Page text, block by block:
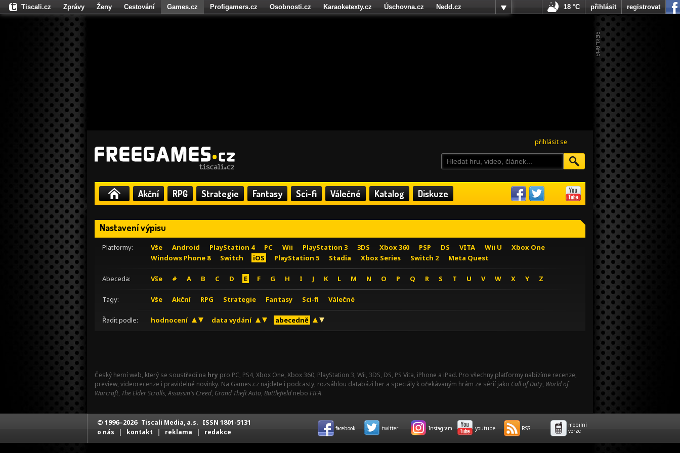
přihlásit se
Akční RPG Strategie Fantasy Sci-fi Válečné Katalog Diskuze
Nastavení výpisu
Platformy: Vše Android PlayStation 4 PC Wii PlayStation 3 3DS Xbox 360 PSP DS VITA Wii U
Xbox One
Windows Phone 8
Switch iOS PlayStation 5 Stadia Xbox Series Switch 2 Meta Quest
Abeceda: Vše # A B C D E F G H I J K L M N O P Q R S T U V W X Y Z
Tagy: Vše Akční RPG Strategie Fantasy Sci-fi Válečné
Řadit podle: hodnocení data vydání abecedně
Český herní web, který se soustředí na hry pro PC, PS4, Xbox One, Xbox 360, PlayStation 3, Wii, 3DS, DS, PS Vita, iPhone a iPad. Pro všechny platformy nabízíme recenze,
preview, videorecenze i pravidelné novinky. Na Games.cz najdete i podcasty, rozsáhlou databázi her a speciály k očekávaným hrám ze sérií jako Call of Duty, World of
Warcraft, The Elder Scrolls,Assassin's Creed, Grand Theft Auto, Battlefield nebo FIFA.
Tiscali.cz Zprávy Ženy Cestování Games.cz Profigamers.cz Osobnosti.cz Karaoketexty.cz Úschovna.cz
Nedd.cz
Fights.cz
18 °C přihlásit registrovat
© 1996–2026 Tiscali Media, a.s. ISSN 1801-5131
o nás | kontakt | reklama | redakce facebook twitter Instagram youtube RSS
mobilní
verze